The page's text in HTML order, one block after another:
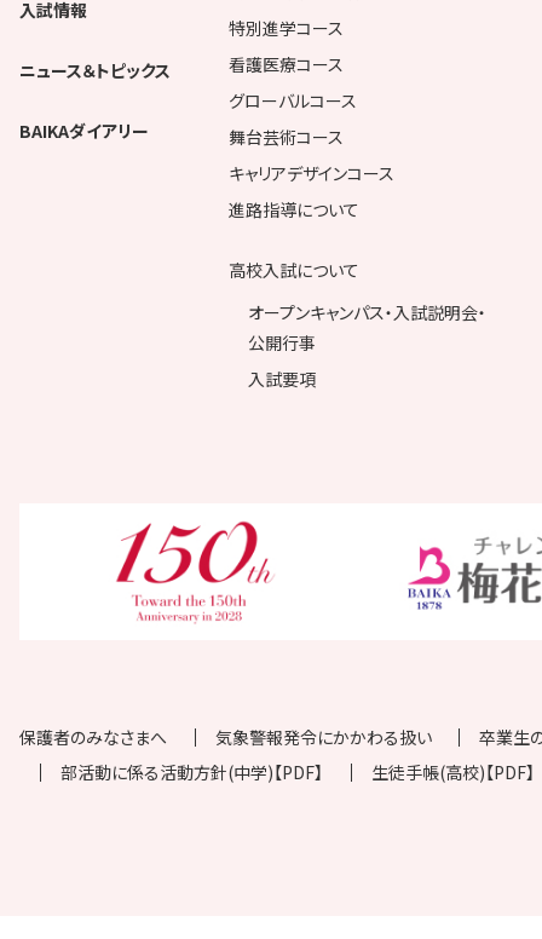
入試情報
ニュース＆トピックス
BAIKAダイアリー
特別進学コース
看護医療コース
グローバルコース
舞台芸術コース
キャリアデザインコース
進路指導について
高校入試について
オープンキャンパス・入試説明会・
公開行事
入試要項
保護者のみなさまへ 気象警報発令にかかわる扱い
卒業生
部活動に係る活動方針(中学)【PDF】
生徒手帳(高校)【PDF】